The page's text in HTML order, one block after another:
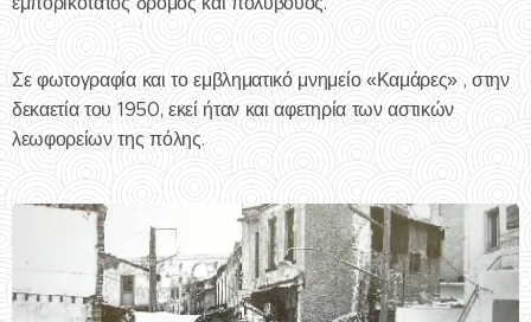
Σε φωτογραφία και το εμβληματικό μνημείο «Καμάρες» , στην
δεκαετία του 1950, εκεί ήταν και αφετηρία των αστικών
λεωφορείων της πόλης.